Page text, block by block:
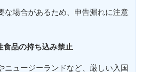
な場合があるため、申告漏れに注意
食品の持ち込み禁止
ニュージーランドなど、厳しい入国